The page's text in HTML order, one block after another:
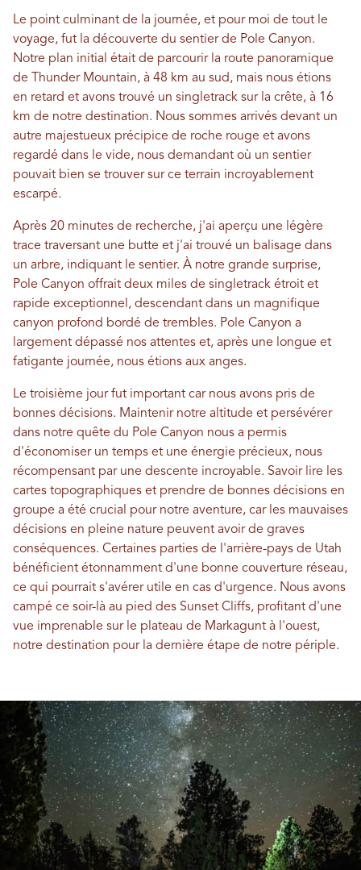
Le point culminant de la journée, et pour moi de tout le
voyage, fut la découverte du sentier de Pole Canyon.
Notre plan initial était de parcourir la route panoramique
de Thunder Mountain, à 48 km au sud, mais nous étions
en retard et avons trouvé un singletrack sur la crête, à 16
km de notre destination. Nous sommes arrivés devant un
autre majestueux précipice de roche rouge et avons
regardé dans le vide, nous demandant où un sentier
pouvait bien se trouver sur ce terrain incroyablement
escarpé.
Après 20 minutes de recherche, j'ai aperçu une légère
trace traversant une butte et j'ai trouvé un balisage dans
un arbre, indiquant le sentier. À notre grande surprise,
Pole Canyon offrait deux miles de singletrack étroit et
rapide exceptionnel, descendant dans un magnifique
canyon profond bordé de trembles. Pole Canyon a
largement dépassé nos attentes et, après une longue et
fatigante journée, nous étions aux anges.
Le troisième jour fut important car nous avons pris de
bonnes décisions. Maintenir notre altitude et persévérer
dans notre quête du Pole Canyon nous a permis
d'économiser un temps et une énergie précieux, nous
récompensant par une descente incroyable. Savoir lire les
cartes topographiques et prendre de bonnes décisions en
groupe a été crucial pour notre aventure, car les mauvaises
décisions en pleine nature peuvent avoir de graves
conséquences. Certaines parties de l'arrière-pays de Utah
bénéficient étonnamment d'une bonne couverture réseau,
ce qui pourrait s'avérer utile en cas d'urgence. Nous avons
campé ce soir-là au pied des Sunset Cliffs, profitant d'une
vue imprenable sur le plateau de Markagunt à l'ouest,
notre destination pour la dernière étape de notre périple.